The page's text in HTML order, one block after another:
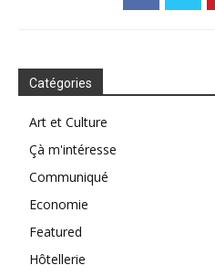
Catégories
Art et Culture
Çà m'intéresse
Communiqué
Economie
Featured
Hôtellerie